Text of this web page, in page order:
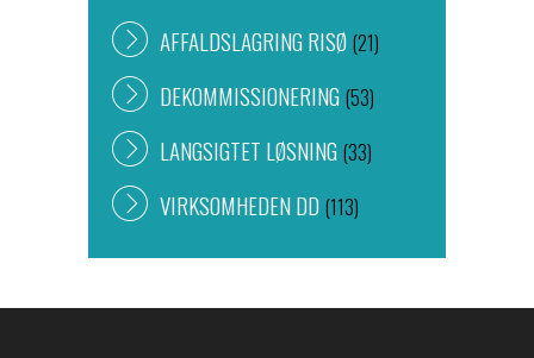
AFFALDSLAGRING RISØ (21)
DEKOMMISSIONERING (53)
LANGSIGTET LØSNING (33)
VIRKSOMHEDEN DD (113)